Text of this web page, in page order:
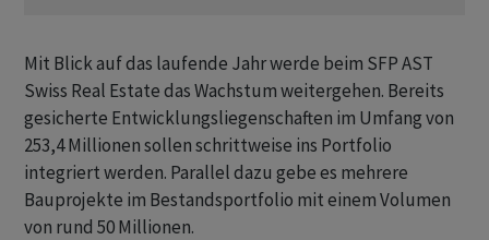
Mit Blick auf das laufende Jahr werde beim SFP AST
Swiss Real Estate das Wachstum weitergehen. Bereits
gesicherte Entwicklungsliegenschaften im Umfang von
253,4 Millionen sollen schrittweise ins Portfolio
integriert werden. Parallel dazu gebe es mehrere
Bauprojekte im Bestandsportfolio mit einem Volumen
von rund 50 Millionen.